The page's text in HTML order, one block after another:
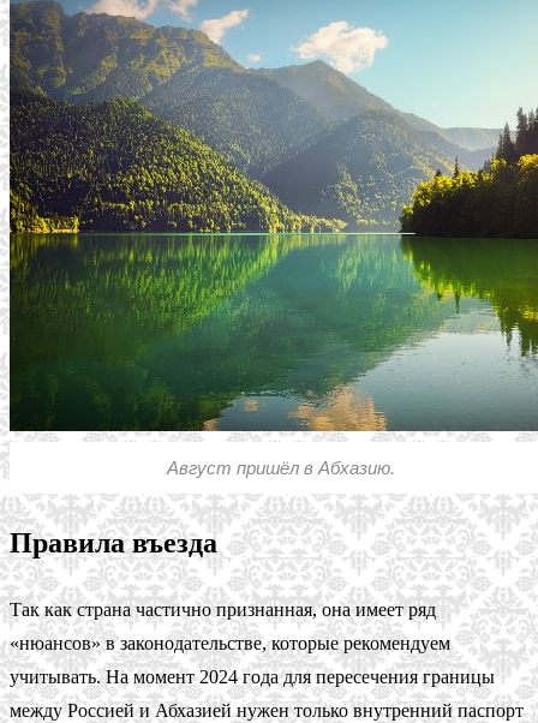
Август пришёл в Абхазию.
Правила въезда
Так как страна частично признанная, она имеет ряд
«нюансов» в законодательстве, которые рекомендуем
учитывать. На момент 2024 года для пересечения границы
между Россией и Абхазией нужен только внутренний паспорт